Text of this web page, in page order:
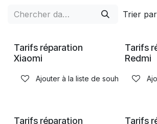
Trier par
Tarifs réparation
Xiaomi
Ajouter à la liste de souhaits
Tarifs
Redmi
Tarifs réparation
Tarifs